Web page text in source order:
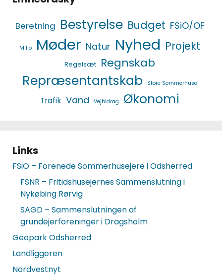
Beretning Bestyrelse Budget FSiO/OF
Miljø Møder Natur Nyhed Projekt
Regelsæt Regnskab
Repræsentantskab Store Sommerhuse
Trafik Vand Vejbidrag Økonomi
Links
FSiO – Forenede Sommerhusejere i Odsherred
FSNR – Fritidshusejernes Sammenslutning i
Nykøbing Rørvig
SAGD – Sammenslutningen af
grundejerforeninger i Dragsholm
Geopark Odsherred
Landliggeren
Nordvestnyt